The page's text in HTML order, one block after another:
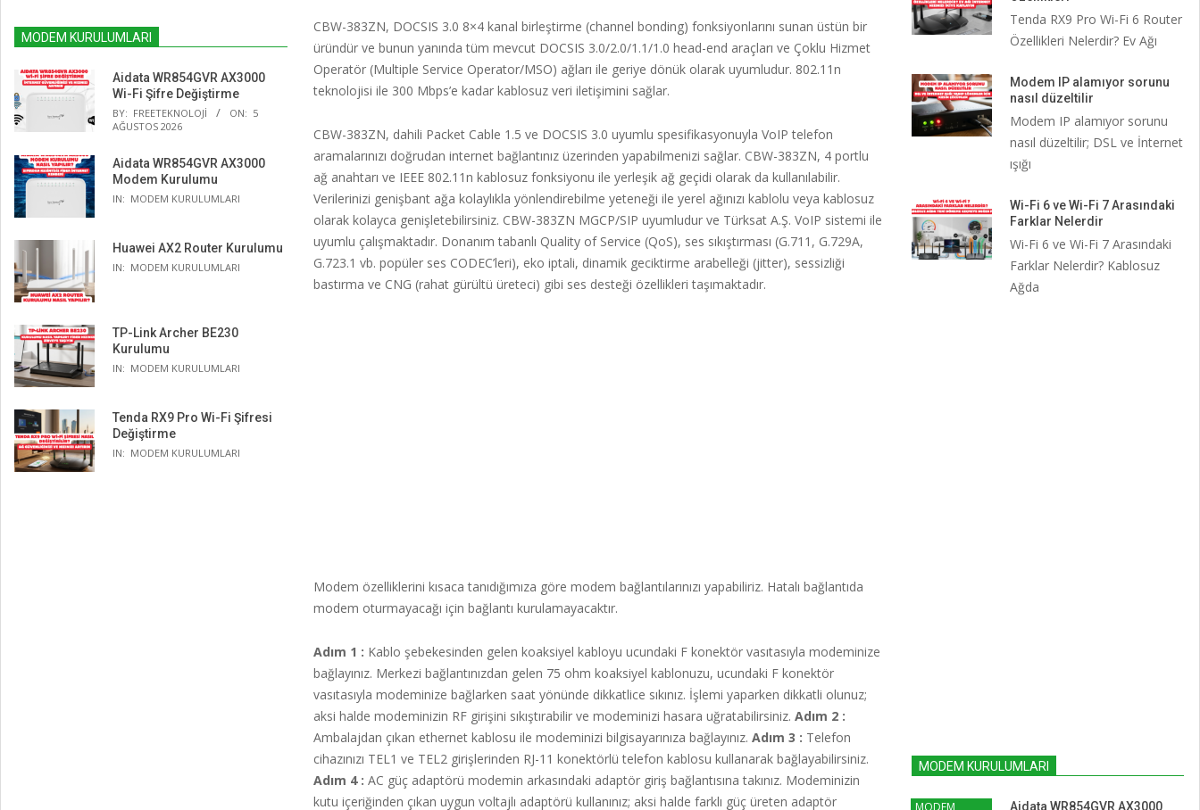
CBW-383ZN, DOCSIS 3.0 8×4 kanal birleştirme (channel bonding) fonksiyonlarını sunan üstün bir
üründür ve bunun yanında tüm mevcut DOCSIS 3.0/2.0/1.1/1.0 head-end araçları ve Çoklu Hizmet
Operatör (Multiple Service Operator/MSO) ağları ile geriye dönük olarak uyumludur. 802.11n
teknolojisi ile 300 Mbps’e kadar kablosuz veri iletişimini sağlar.
CBW-383ZN, dahili Packet Cable 1.5 ve DOCSIS 3.0 uyumlu spesifikasyonuyla VoIP telefon
aramalarınızı doğrudan internet bağlantınız üzerinden yapabilmenizi sağlar. CBW-383ZN, 4 portlu
ağ anahtarı ve IEEE 802.11n kablosuz fonksiyonu ile yerleşik ağ geçidi olarak da kullanılabilir.
Verilerinizi genişbant ağa kolaylıkla yönlendirebilme yeteneği ile yerel ağınızı kablolu veya kablosuz
olarak kolayca genişletebilirsiniz. CBW-383ZN MGCP/SIP uyumludur ve Türksat A.Ş. VoIP sistemi ile
uyumlu çalışmaktadır. Donanım tabanlı Quality of Service (QoS), ses sıkıştırması (G.711, G.729A,
G.723.1 vb. popüler ses CODEC’leri), eko iptali, dinamik geciktirme arabelleği (jitter), sessizliği
bastırma ve CNG (rahat gürültü üreteci) gibi ses desteği özellikleri taşımaktadır.
Modem özelliklerini kısaca tanıdığımıza göre modem bağlantılarınızı yapabiliriz. Hatalı bağlantıda
modem oturmayacağı için bağlantı kurulamayacaktır.
Adım 1 : Kablo şebekesinden gelen koaksiyel kabloyu ucundaki F konektör vasıtasıyla modeminize
bağlayınız. Merkezi bağlantınızdan gelen 75 ohm koaksiyel kablonuzu, ucundaki F konektör
vasıtasıyla modeminize bağlarken saat yönünde dikkatlice sıkınız. İşlemi yaparken dikkatli olunuz;
aksi halde modeminizin RF girişini sıkıştırabilir ve modeminizi hasara uğratabilirsiniz. Adım 2 :
Ambalajdan çıkan ethernet kablosu ile modeminizi bilgisayarınıza bağlayınız. Adım 3 : Telefon
cihazınızı TEL1 ve TEL2 girişlerinden RJ-11 konektörlü telefon kablosu kullanarak bağlayabilirsiniz.
Adım 4 : AC güç adaptörü modemin arkasındaki adaptör giriş bağlantısına takınız. Modeminizin
kutu içeriğinden çıkan uygun voltajlı adaptörü kullanınız; aksi halde farklı güç üreten adaptör
MODEM KURULUMLARI
Aidata WR854GVR AX3000
Wi-Fi Şifre Değiştirme
BY: FREETEKNOLOJI ON: 5
AĞUSTOS 2026
Aidata WR854GVR AX3000
Modem Kurulumu
IN: MODEM KURULUMLARI
Huawei AX2 Router Kurulumu
IN: MODEM KURULUMLARI
TP-Link Archer BE230
Kurulumu
IN: MODEM KURULUMLARI
Tenda RX9 Pro Wi-Fi Şifresi
Değiştirme
IN: MODEM KURULUMLARI
Tenda RX9 Pro Wi-Fi 6 Router
Özellikleri Nelerdir? Ev Ağı
Modem IP alamıyor sorunu
nasıl düzeltilir
Modem IP alamıyor sorunu
nasıl düzeltilir; DSL ve İnternet
ışığı
Wi-Fi 6 ve Wi-Fi 7 Arasındaki
Farklar Nelerdir
Wi-Fi 6 ve Wi-Fi 7 Arasındaki
Farklar Nelerdir? Kablosuz
Ağda
MODEM KURULUMLARI
MODEM Aidata WR854GVR AX3000